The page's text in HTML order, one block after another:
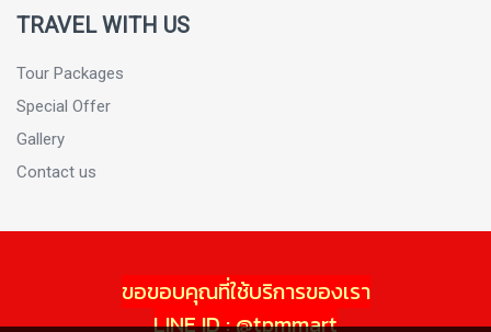
TRAVEL WITH US
Tour Packages
Special Offer
Gallery
Contact us
ขอขอบคุณที่ใช้บริการของเรา
LINE ID : @tpmmart